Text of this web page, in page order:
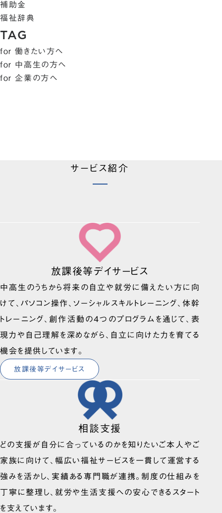
補助金
福祉辞典
TAG
for 働きたい方へ
for 中高生の方へ
for 企業の方へ
サービス紹介
放課後等デイサービス
中高生のうちから将来の自立や就労に備えたい方に向
けて、パソコン操作、ソーシャルスキルトレーニング、体幹
トレーニング、創作活動の4つのプログラムを通じて、表
現力や自己理解を深めながら、自立に向けた力を育てる
機会を提供しています。
放課後等デイサービス
相談支援
どの支援が自分に合っているのかを知りたいご本人やご
家族に向けて、幅広い福祉サービスを一貫して運営する
強みを活かし、実績ある専門職が連携。制度の仕組みを
丁寧に整理し、就労や生活支援への安心できるスタート
を支えています。